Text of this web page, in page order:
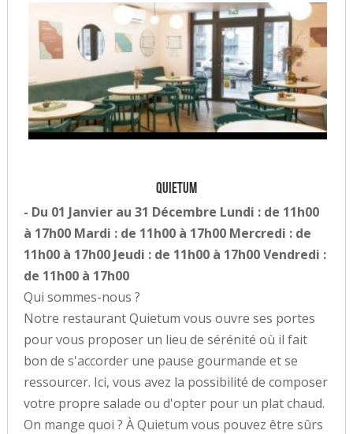
Quietum
- Du 01 Janvier au 31 Décembre Lundi : de 11h00
à 17h00 Mardi : de 11h00 à 17h00 Mercredi : de
11h00 à 17h00 Jeudi : de 11h00 à 17h00 Vendredi :
de 11h00 à 17h00
Qui sommes-nous ?
Notre restaurant Quietum vous ouvre ses portes
pour vous proposer un lieu de sérénité où il fait
bon de s'accorder une pause gourmande et se
ressourcer. Ici, vous avez la possibilité de composer
votre propre salade ou d'opter pour un plat chaud.
On mange quoi ? À Quietum vous pouvez être sûrs